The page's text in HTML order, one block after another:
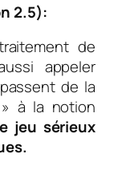
2.5):
de
appeler
de la
à la notion
jeu sérieux